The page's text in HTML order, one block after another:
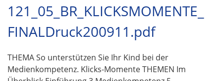
121_05_BR_KLICKSMOMENTE_
FINALDruck200911.pdf
THEMA So unterstützen Sie Ihr Kind bei der
Medienkompetenz. Klicks-Momente THEMEN Im